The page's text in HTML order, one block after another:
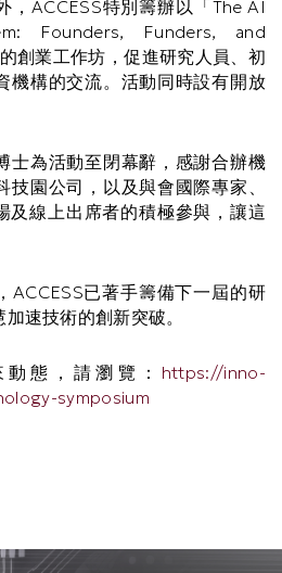
，ACCESS特別籌辦以「The AI
Founders, Funders, and
創業工作坊，促進研究人員、初
機構的交流。活動同時設有開放
士為活動至閉幕辭，感謝合辦機
園公司，以及與會國際專家、
線上出席者的積極參與，讓這
ACCESS已著手籌備下一屆的研
速技術的創新突破。
態，請瀏覽： https://inno-
symposium